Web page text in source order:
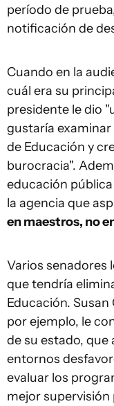
período de
notificación de
Cuando en la
cuál era su
presidente le dio
gustaría
de Educación y
burocracia".
educación
la agencia que
en maestros, no
Varios senadores
que tendría
Educación.
por ejemplo, le
de su estado, que
entornos
evaluar los
mejor